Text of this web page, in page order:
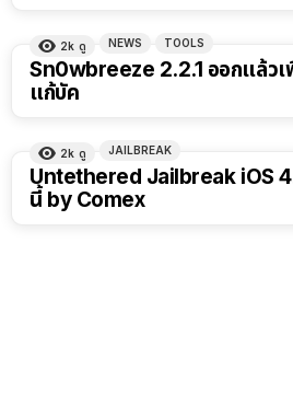
2k ดู NEWS TOOLS
Sn0wbreeze 2.2.1 ออกแล้ว
แก้บัค
2k ดู JAILBREAK
Untethered Jailbreak iOS
นี้ by Comex